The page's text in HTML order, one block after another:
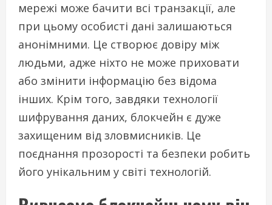
мережі може бачити всі транзакції, але
при цьому особисті дані залишаються
анонімними. Це створює довіру між
людьми, адже ніхто не може приховати
або змінити інформацію без відома
інших. Крім того, завдяки технології
шифрування даних, блокчейн є дуже
захищеним від зловмисників. Це
поєднання прозорості та безпеки робить
його унікальним у світі технологій.